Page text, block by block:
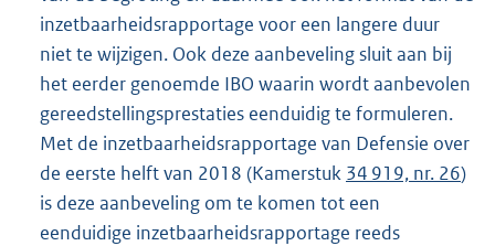
inzetbaarheidsrapportage voor een langere duur
niet te wijzigen. Ook deze aanbeveling sluit aan bij
het eerder genoemde IBO waarin wordt aanbevolen
gereedstellingsprestaties eenduidig te formuleren.
Met de inzetbaarheidsrapportage van Defensie over
de eerste helft van 2018 (Kamerstuk 34 919, nr. 26)
is deze aanbeveling om te komen tot een
eenduidige inzetbaarheidsrapportage reeds